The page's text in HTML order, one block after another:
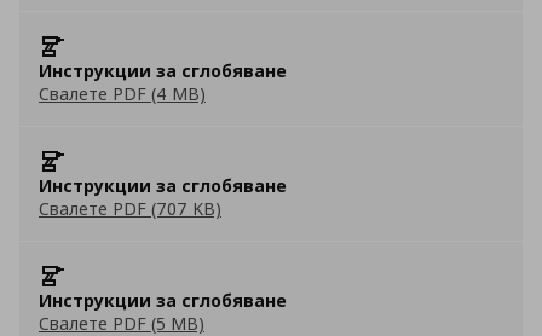
Инструкции за сглобяване
Свалете PDF (4 MB)
Инструкции за сглобяване
Свалете PDF (707 KB)
Инструкции за сглобяване
Свалете PDF (5 MB)